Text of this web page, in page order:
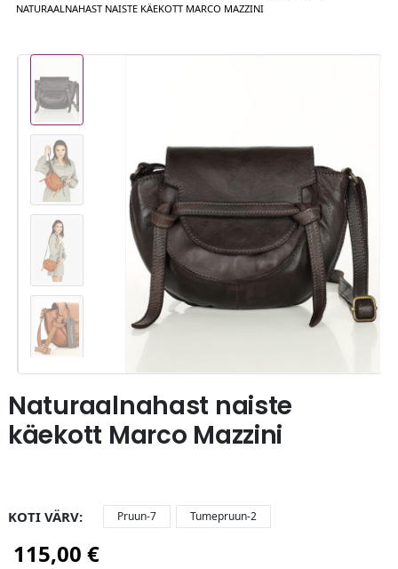
NATURAALNAHAST NAISTE KÄEKOTT MARCO MAZZINI
Naturaalnahast naiste
käekott Marco Mazzini
KOTI VÄRV Pruun-7 Tumepruun-2
115,00€